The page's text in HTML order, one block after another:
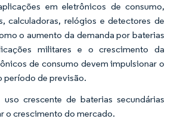
em eletrônicos de consumo,
calculadoras, relógios e detectores de
o aumento da demanda por baterias
militares e o crescimento da
de consumo devem impulsionar o
período de previsão.
crescente de baterias secundárias
o crescimento do mercado.